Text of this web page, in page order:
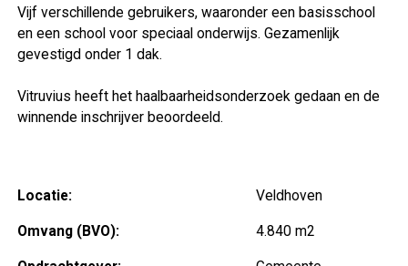
Vijf verschillende gebruikers, waaronder een basisschool
en een school voor speciaal onderwijs. Gezamenlijk
gevestigd onder 1 dak.
Vitruvius heeft het haalbaarheidsonderzoek gedaan en de
winnende inschrijver beoordeeld.
Locatie: Veldhoven
Omvang (BVO): 4.840 m2